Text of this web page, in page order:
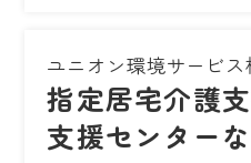
ユニオン環境サービス
指定居宅介護
支援センター